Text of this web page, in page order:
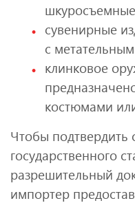
сувенирные
с
клинковое
костюмами
Чтобы подтвердить
государственного
разрешительный
импортер